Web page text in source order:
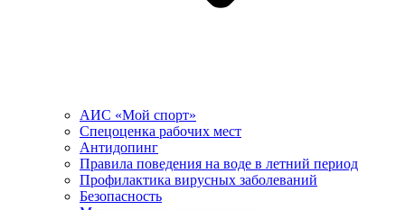
АИС «Мой спорт»
Спецоценка рабочих мест
Антидопинг
Правила поведения на воде в летний период
Профилактика вирусных заболеваний
Безопасность